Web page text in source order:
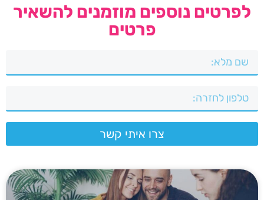
לפרטים נוספים מוזמנים להשאיר
פרטים
צרו איתי קשר